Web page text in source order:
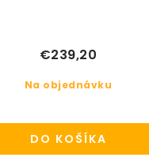
Na objednávku
€239,20
DO KOŠÍKA